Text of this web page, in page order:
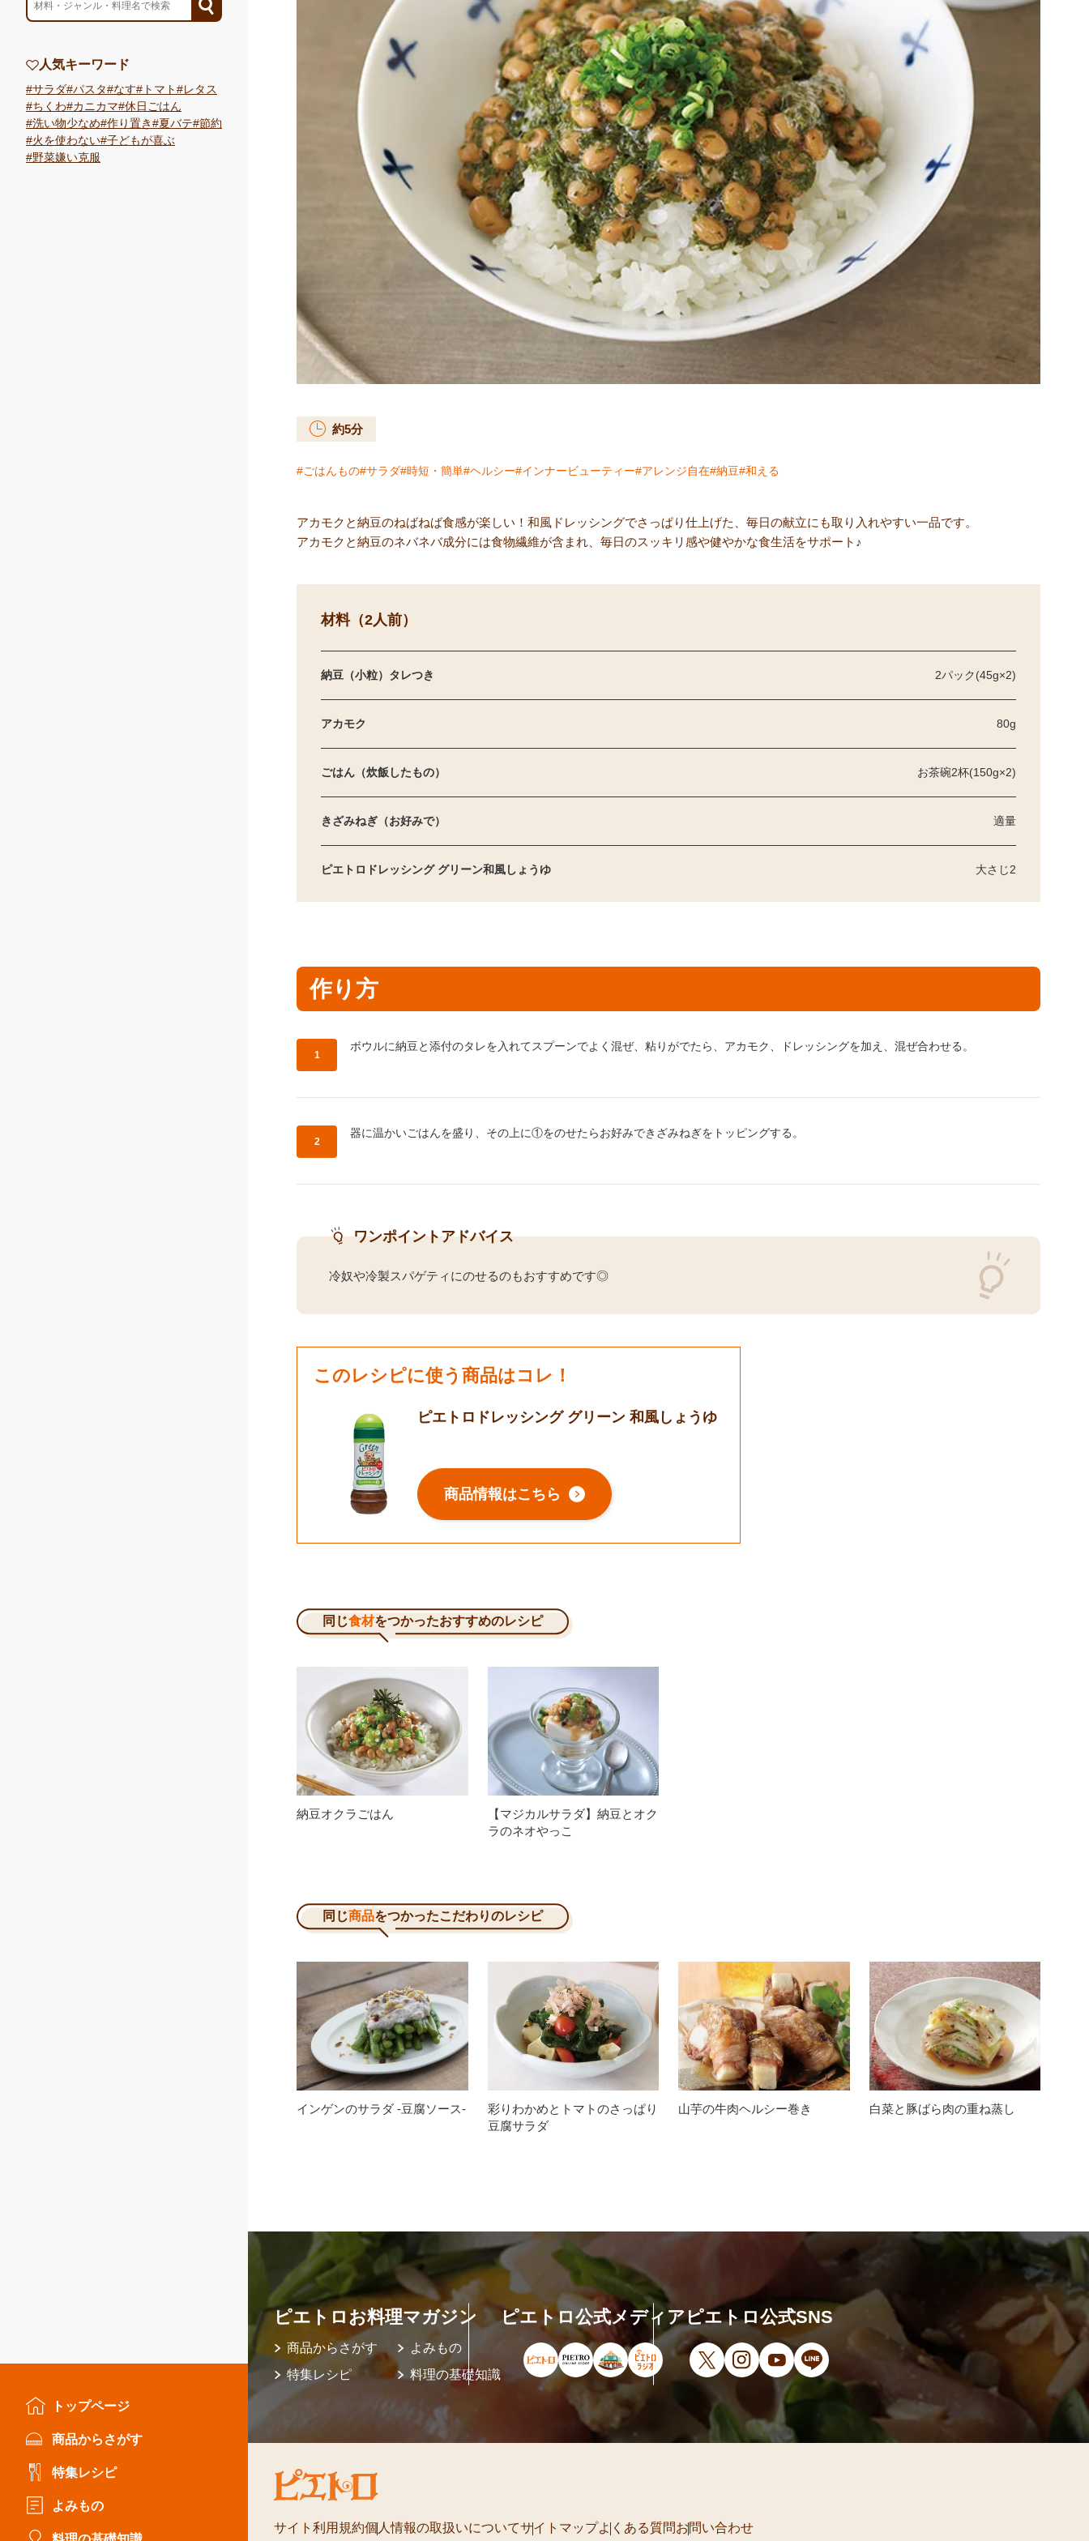
人気キーワード
サラダ パスタ なす トマト
レタス
ちくわ
カニカマ 休日ごはん
洗い物少なめ 作り置き 夏バテ 節約
火を使わない 子どもが喜ぶ
野菜嫌い克服
トップページ
商品からさがす
特集レシピ
よみもの
約5分
ごはんもの サラダ 時短・簡単 ヘルシー インナービューティー アレンジ自在 納豆 和える
アカモクと納豆のねばねば食感が楽しい！和風ドレッシングでさっぱり仕上げた、毎日の献立にも取り入れやすい一品です。
アカモクと納豆のネバネバ成分には食物繊維が含まれ、毎日のスッキリ感や健やかな食生活をサポート♪
材料（2人前）
納豆（小粒）タレつき 2パック(45g×2)
アカモク 80g
ごはん（炊飯したもの） お茶碗2杯(150g×2)
きざみねぎ（お好みで） 適量
ピエトロドレッシング グリーン和風しょうゆ 大さじ2
作り方
作り方1：
ボウルに納豆と添付のタレを入れてスプーンでよく混ぜ、粘りがでたら、アカモク、ドレッシングを加え、混ぜ合わせる。
作り方2：
器に温かいごはんを盛り、その上に①をのせたらお好みできざみねぎをトッピングする。
ワンポイントアドバイス
冷奴や冷製スパゲティにのせるのもおすすめです◎
このレシピに使う商品はコレ！
ピエトロドレッシング グリーン 和風しょうゆ
商品情報はこちら
同じ食材をつかったおすすめのレシピ
納豆オクラごはん
【マジカルサラダ】納豆とオク
ラのネオやっこ
同じ商品をつかったこだわりのレシピ
インゲンのサラダ -豆腐ソース-
彩りわかめとトマトのさっぱり
豆腐サラダ
山芋の牛肉ヘルシー巻き 白菜と豚ばら肉の重ね蒸し
ピエトロお料理マガジン
商品からさがす
特集レシピ
よみもの
料理の基礎知識
ピエトロ公式メディア
ピエトロ公式サイト（新しいウィンドウで開きます）
ピエトロオンラインストア（新しいウィンドウで開きます）
ピエトロホームタウン（新しいウィンドウで開きます）
ピエトロラジオ（新しいウィンドウで開きます）
ピエトロ公式SNS
X（新しいウィンドウで開きます）
Instagram（新しいウィンドウで開きます）
YouTube（新しいウィンドウで開きます）
LINE（新しいウィンドウで開きます）
サイト利用規約個人情報の取扱いについてサイトマップよくある質問お問い合わせ